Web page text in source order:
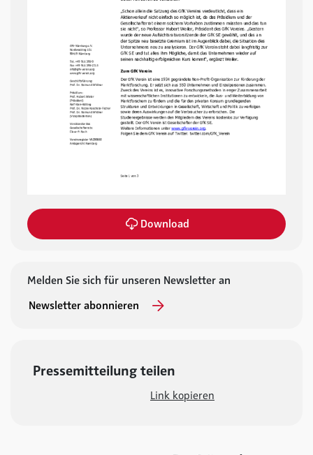
Download
Melden Sie sich für unseren Newsletter an
Newsletter abonnieren
Pressemitteilung teilen
Link kopieren